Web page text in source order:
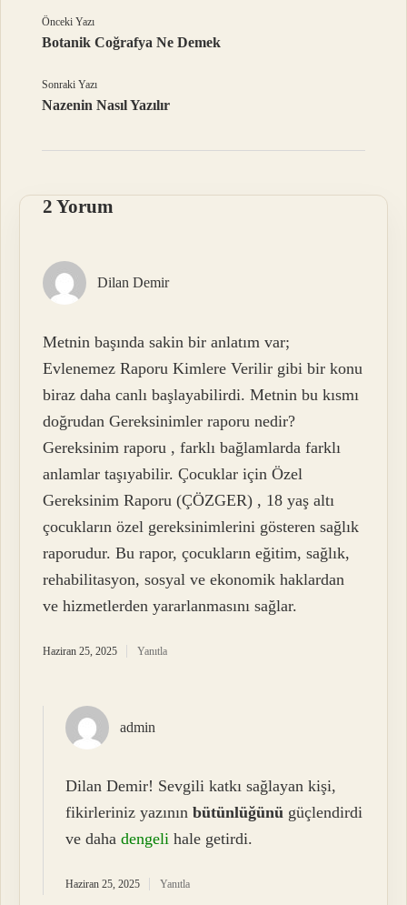
Önceki Yazı
Botanik Coğrafya Ne Demek
Sonraki Yazı
Nazenin Nasıl Yazılır
2 Yorum
Dilan Demir
Metnin başında sakin bir anlatım var;
Evlenemez Raporu Kimlere Verilir gibi bir konu
biraz daha canlı başlayabilirdi. Metnin bu kısmı
doğrudan Gereksinimler raporu nedir?
Gereksinim raporu , farklı bağlamlarda farklı
anlamlar taşıyabilir. Çocuklar için Özel
Gereksinim Raporu (ÇÖZGER) , 18 yaş altı
çocukların özel gereksinimlerini gösteren sağlık
raporudur. Bu rapor, çocukların eğitim, sağlık,
rehabilitasyon, sosyal ve ekonomik haklardan
ve hizmetlerden yararlanmasını sağlar.
Haziran 25, 2025 Yanıtla
admin
Dilan Demir! Sevgili katkı sağlayan kişi,
fikirleriniz yazınınbütünlüğünü güçlendirdi
ve dahadengeli hale getirdi.
Haziran 25, 2025 Yanıtla